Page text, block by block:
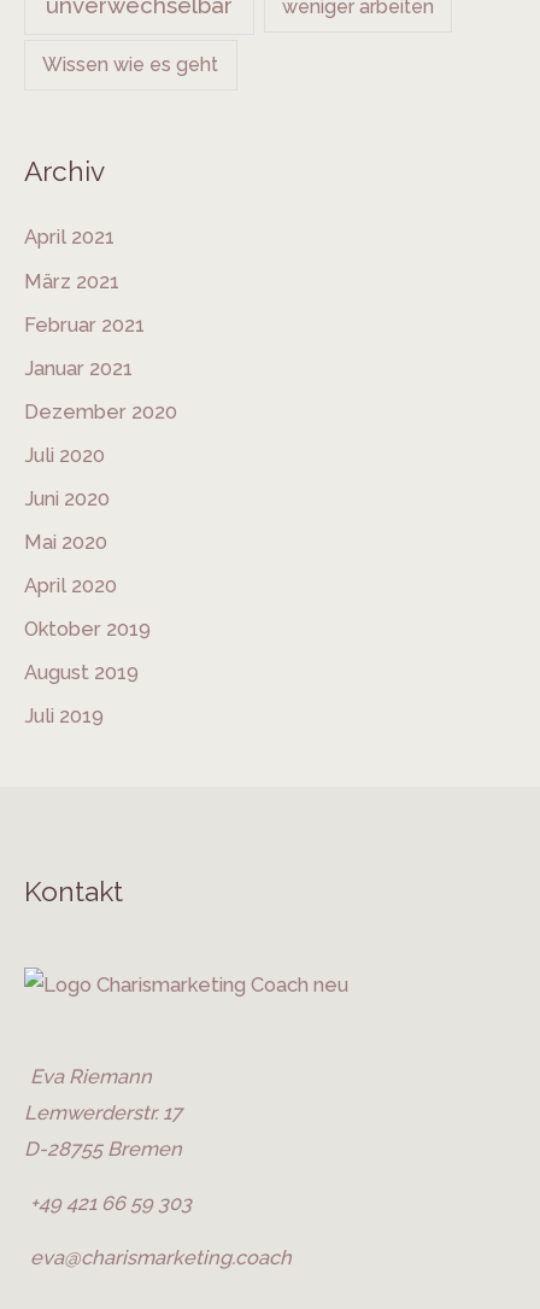
weniger arbeiten
Wissen wie es geht
Archiv
April 2021
März 2021
Februar 2021
Januar 2021
Dezember 2020
Juli 2020
Juni 2020
Mai 2020
April 2020
Oktober 2019
August 2019
Juli 2019
Kontakt
Eva Riemann
Lemwerderstr. 17
D-28755 Bremen
+49 421 66 59 303
eva@charismarketing.coach